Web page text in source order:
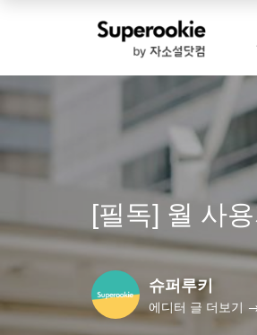
[필독] 월 사
슈퍼루키
에디터 글 더보기